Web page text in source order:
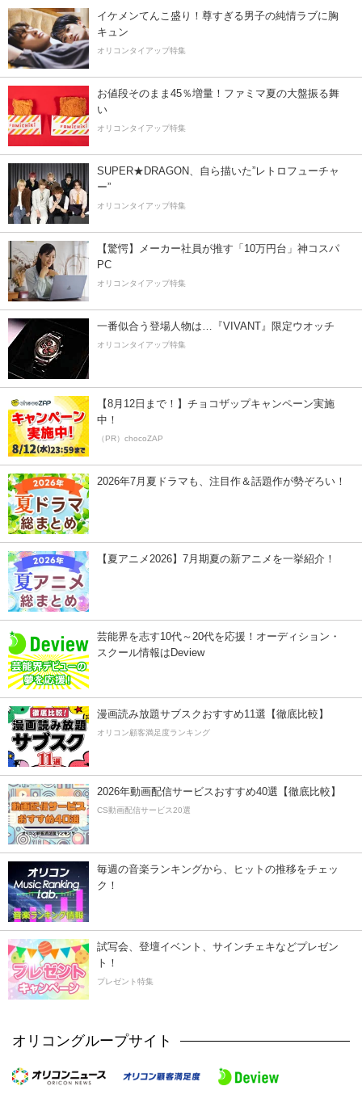
イケメンてんこ盛り！尊すぎる男子の純情ラブに胸
キュン
オリコンタイアップ特集
お値段そのまま45％増量！ファミマ夏の大盤振る舞
い
オリコンタイアップ特集
SUPER★DRAGON、自ら描いた”レトロフューチャ
ー”
オリコンタイアップ特集
【驚愕】メーカー社員が推す「10万円台」神コスパ
PC
オリコンタイアップ特集
一番似合う登場人物は…『VIVANT』限定ウオッチ
オリコンタイアップ特集
【8月12日まで！】チョコザップキャンペーン実施
中！
（PR）chocoZAP
2026年7月夏ドラマも、注目作＆話題作が勢ぞろい！
【夏アニメ2026】7月期夏の新アニメを一挙紹介！
芸能界を志す10代～20代を応援！オーディション・
スクール情報はDeview
漫画読み放題サブスクおすすめ11選【徹底比較】
オリコン顧客満足度ランキング
2026年動画配信サービスおすすめ40選【徹底比較】
CS動画配信サービス20選
毎週の音楽ランキングから、ヒットの推移をチェッ
ク！
試写会、登壇イベント、サインチェキなどプレゼン
ト！
プレゼント特集
オリコングループサイト